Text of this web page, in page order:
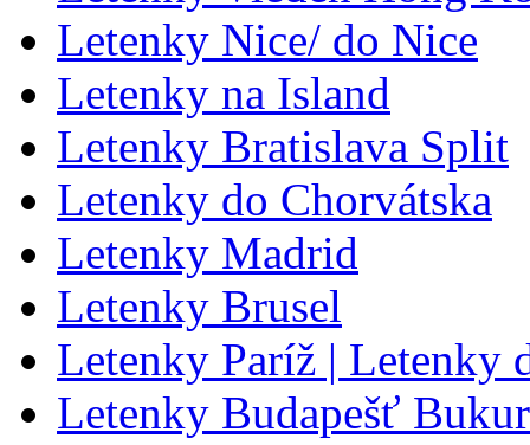
Letenky Nice/ do Nice
Letenky na Island
Letenky Bratislava Split
Letenky do Chorvátska
Letenky Madrid
Letenky Brusel
Letenky Paríž | Letenky
Letenky Budapešť